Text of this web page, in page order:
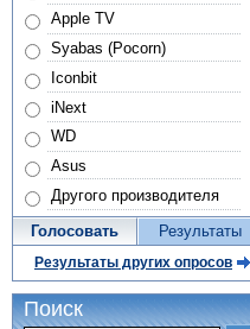
Apple TV
Syabas (Pocorn)
Iconbit
iNext
WD
Asus
Другого производителя
Голосовать Результаты
Результаты других опросов
Поиск